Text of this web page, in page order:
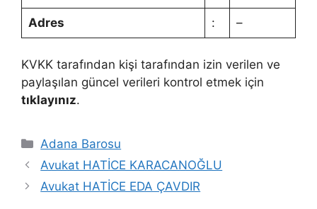
Adres : –
KVKK tarafından kişi tarafından izin verilen ve
paylaşılan güncel verileri kontrol etmek için
tıklayınız.
Kategoriler
Adana Barosu
Avukat HATİCE KARACANOĞLU
Avukat HATİCE EDA ÇAVDIR